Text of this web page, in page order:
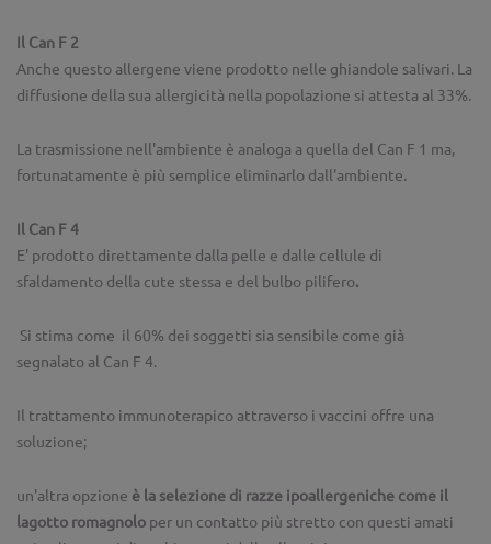
Il Can F 2
Anche questo allergene viene prodotto nelle ghiandole salivari. La
diffusione della sua allergicità nella popolazione si attesta al 33%.
La trasmissione nell'ambiente è analoga a quella del Can F 1 ma,
fortunatamente è più semplice eliminarlo dall'ambiente.
Il Can F 4
E' prodotto direttamente dalla pelle e dalle cellule di
sfaldamento della cute stessa e del bulbo pilifero.
Si stima come il 60% dei soggetti sia sensibile come già
segnalato al Can F 4.
Il trattamento immunoterapico attraverso i vaccini offre una
soluzione;
un'altra opzione è la selezione di razze ipoallergeniche come il
lagotto romagnolo per un contatto più stretto con questi amati